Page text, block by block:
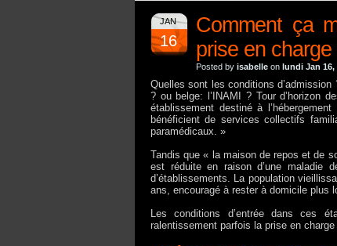
JAN
16
Comment ça
prise en charge
Posted by isabelle on lundi Jan 16,
Quelles sont les conditions
? ou belge: l’INAMI ? Tour d’horizon
établissement destiné à
bénéficient de services collectifs
paramédicaux. »
Tandis que « la maison de repos et de
est réduite en raison d’une
d’établissements. La population
ans, encouragé à rester à domicile plus
Les conditions d’entrée dans ces
ralentissement parfois la prise en